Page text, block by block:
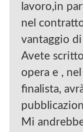
lavoro,in
nel
vantaggio
Avete
opera e ,
finalista,
Mi